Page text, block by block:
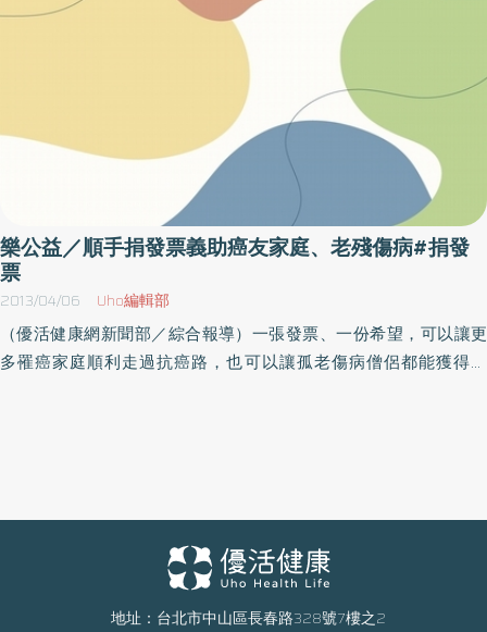
生因外型做宣傳遭拒的受挫經驗，期盼藉由自身經驗告訴這群孩
子，只要堅持努力，總有一天會有好的成果。每年1500名身心障礙
者畢業 失業率卻高達8.1％根據統計，每年有近1500名身心障礙者
從高中、職特教學校畢業，但失業率高達8.1％，顯示出唐寶寶、心
智障礙者畢業後面臨到的窘境，若無法順利轉銜，將面臨無法持續
學習退化，家長得額外花時間照顧的問題。唐氏症基金會董事長林
正俠表示，基金會現有10間小型作業所，僅提供約200名唐寶寶、
心智障礙者工作訓練的空間，顯示出量能仍不足；另一方面，如何
給予唐寶寶、心智障礙者在小作所最好的學習環境，幫助他們擁有
更多的才藝課培養閒暇時的興趣、更多元的社區適應課程學會自
立，都是急需挹注的部分，本次發票捐將全數用於小作所「專業教
保師資運作經費」，給予青年們更好的學習機會。每個人都擁有個
人特質 期盼大眾以理解化解誤解瑞莎則分享，這次是她第一次與
唐寶寶相處，回憶起在拍攝宣傳時，唐寶寶看出她的緊張，趁著空
做宣傳，當時真的很受挫，其實包括唐寶寶、心智障礙者在內每個
人都一樣，擁有自己的特質，期盼透過自己的力量，能讓大眾以理
解化解誤解，並在萊爾富購物時捐出發票，或是大聲說出愛心碼321
給予他們支持，並鼓勵唐寶寶、心智障礙者，只要持續努力做好該
樂公益／順手捐發票義助癌友家庭、老殘傷病#捐發
票
2013/04/06 Uho編輯部
（優活健康網新聞部／綜合報導）一張發票、一份希望，可以讓更
多罹癌家庭順利走過抗癌路，也可以讓孤老傷病僧侶都能獲得醫
（http://www.ecancer.org.tw/ActivitiesDetail.aspx?IDNo=438）；
另外，僧醫基金會也有電子發票捐贈方式：一、將愛心條碼貼於任
何購物卡 → 店家掃描 → 完成捐贈、二、口述愛心碼 3131 （以上兩
地址：台北市中山區長春路328號7樓之2